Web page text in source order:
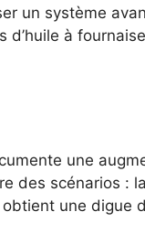
un système
à
une
des scénarios :
une digue